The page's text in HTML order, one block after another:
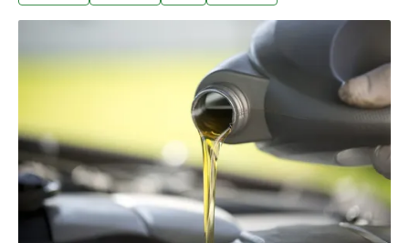
場產值會從2021年的355億美元，以每年至少超過三成的
速度成長。因此有國內業者在經濟部的專案補助下，聚焦
科技廠及飯店等場域商機，也要搶攻歐美、日本及東南亞
龐大充電市場。經濟部技術處處長邱求慧表示，充電站營
運商「充壩」公司股東之一的起而行綠能公司，是經濟部
技術處透過科技專案協助產業技術升級的成果之一。經濟
部擬定全台公共充電樁建設計畫，預計在2025年會增加到
7800個。（理財網新聞、公視新聞報導）